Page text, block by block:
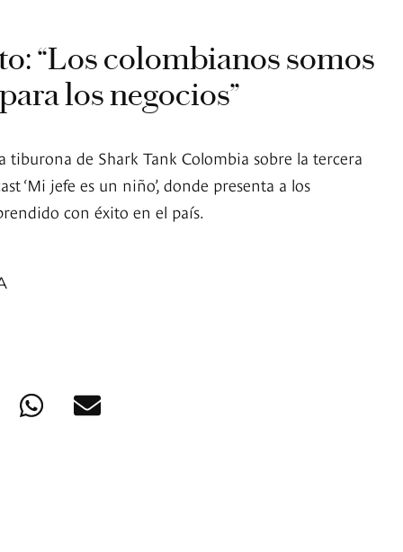
“Los colombianos somos
los negocios”
tiburona de Shark Tank Colombia sobre la tercera
‘Mi jefe es un niño’, donde presenta a los
con éxito en el país.